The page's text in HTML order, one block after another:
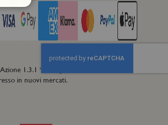
1.3.1 “Sostegno alle
in nuovi mercati.